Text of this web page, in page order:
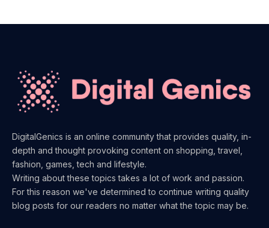
DigitalGenics is an online community that provides quality, in-
depth and thought provoking content on shopping, travel,
fashion, games, tech and lifestyle.
Writing about these topics takes a lot of work and passion.
For this reason we've determined to continue writing quality
blog posts for our readers no matter what the topic may be.